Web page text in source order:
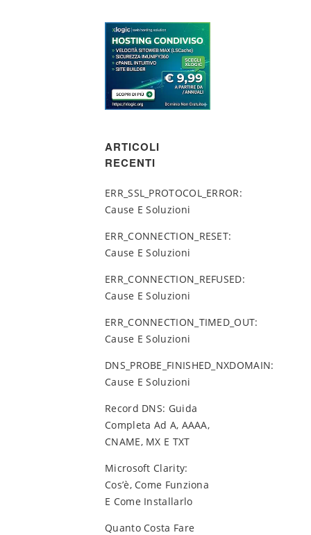
ARTICOLI
RECENTI
ERR_SSL_PROTOCOL_ERROR:
Cause E Soluzioni
ERR_CONNECTION_RESET:
Cause E Soluzioni
ERR_CONNECTION_REFUSED:
Cause E Soluzioni
ERR_CONNECTION_TIMED_OUT:
Cause E Soluzioni
DNS_PROBE_FINISHED_NXDOMAIN:
Cause E Soluzioni
Record DNS: Guida
Completa Ad A, AAAA,
CNAME, MX E TXT
Microsoft Clarity:
Cos’è, Come Funziona
E Come Installarlo
Quanto Costa Fare